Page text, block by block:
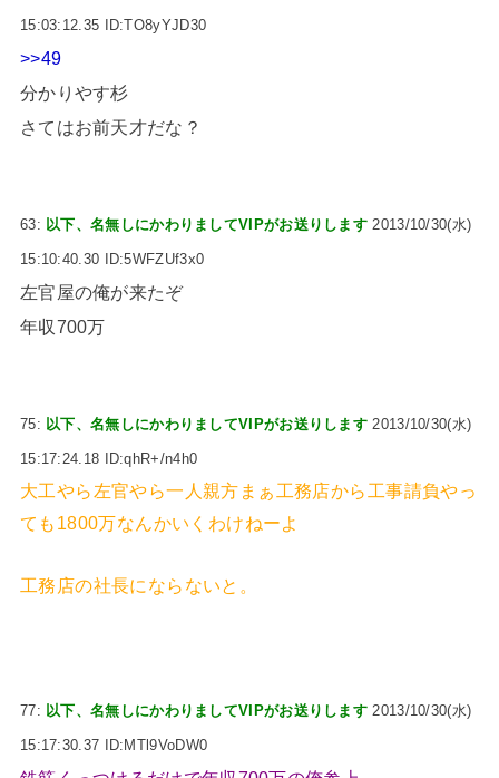
15:03:12.35 ID:TO8yYJD30
>>49
分かりやす杉
さてはお前天才だな？
63: 以下、名無しにかわりましてVIPがお送りします 2013/10/30(水)
15:10:40.30 ID:5WFZUf3x0
左官屋の俺が来たぞ
年収700万
75: 以下、名無しにかわりましてVIPがお送りします 2013/10/30(水)
15:17:24.18 ID:qhR+/n4h0
大工やら左官やら一人親方まぁ工務店から工事請負やっ
ても1800万なんかいくわけねーよ
工務店の社長にならないと。
77: 以下、名無しにかわりましてVIPがお送りします 2013/10/30(水)
15:17:30.37 ID:MTl9VoDW0